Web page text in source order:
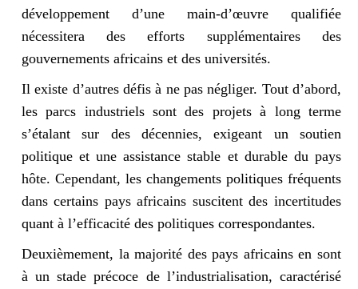
développement d’une main-d’œuvre qualifiée
nécessitera des efforts supplémentaires des
gouvernements africains et des universités.
Il existe d’autres défis à ne pas négliger. Tout d’abord,
les parcs industriels sont des projets à long terme
s’étalant sur des décennies, exigeant un soutien
politique et une assistance stable et durable du pays
hôte. Cependant, les changements politiques fréquents
dans certains pays africains suscitent des incertitudes
quant à l’efficacité des politiques correspondantes.
Deuxièmement, la majorité des pays africains en sont
à un stade précoce de l’industrialisation, caractérisé